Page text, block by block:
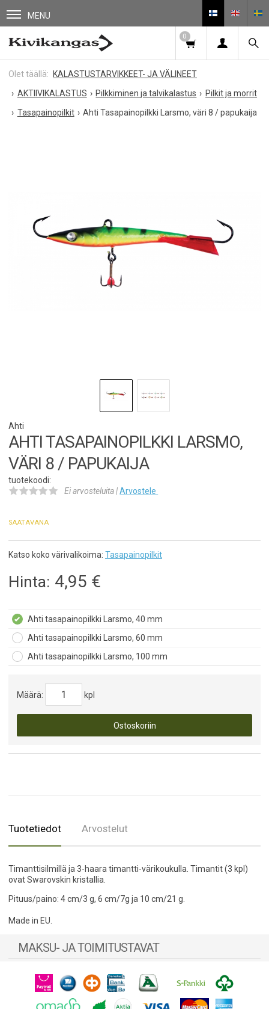
MENU
0
KALASTUSTARVIKKEET- JA VÄLINEET
AKTIIVIKALASTUS
Pilkkiminen ja talvikalastus
Pilkit ja morrit
Tasapainopilkit
Ahti Tasapainopilkki Larsmo, väri 8 / papukaija
Ahti
AHTI TASAPAINOPILKKI LARSMO,
VÄRI 8 / PAPUKAIJA
tuotekoodi:
Ei arvosteluita |Arvostele
SAATAVANA
Katso koko värivalikoima: Tasapainopilkit
Hinta: 4,95 €
Ahti tasapainopilkki Larsmo, 40 mm
Ahti tasapainopilkki Larsmo, 60 mm
Ahti tasapainopilkki Larsmo, 100 mm
Määrä: kpl
Ostoskoriin
Tuotetiedot Arvostelut
Timanttisilmillä ja 3-haara timantti-värikoukulla. Timantit (3 kpl)
ovat Swarovskin kristallia.
Pituus/paino: 4 cm/3 g, 6 cm/7g ja 10 cm/21 g.
Made in EU.
MAKSU- JA TOIMITUSTAVAT